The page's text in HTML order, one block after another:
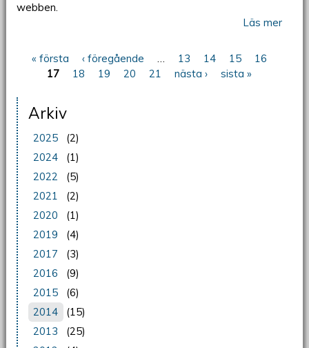
webben.
Läs mer
Sidor
« första ‹ föregående … 13 14 15
16
17
18 19 20 21 nästa › sista »
Arkiv
2025
(2)
2024
(1)
2022
(5)
2021
(2)
2020
(1)
2019
(4)
2017
(3)
2016
(9)
2015
(6)
2014
(15)
2013
(25)